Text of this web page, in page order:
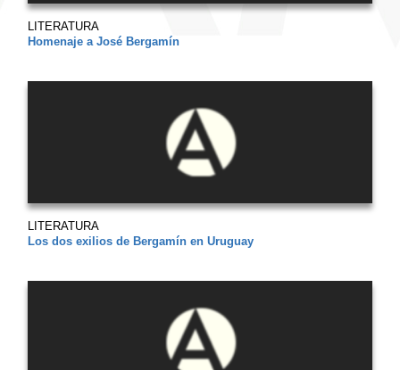
LITERATURA
Homenaje a José Bergamín
LITERATURA
Los dos exilios de Bergamín en Uruguay